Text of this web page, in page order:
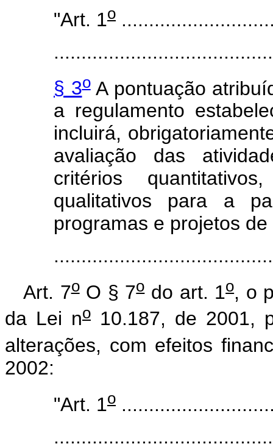
"Art. 1o
§ 3oA pontuação
a regulamento
incluirá,
avaliação das
critérios
qualitativos para a
programas e projetos
Art. 7oO § 7odo art. 1o, o
da Lei no 10.187, de 2001,
alterações, com efeitos
2002:
"Art. 1o